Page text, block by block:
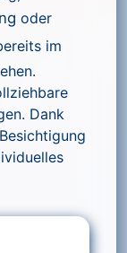
oder
im
Dank